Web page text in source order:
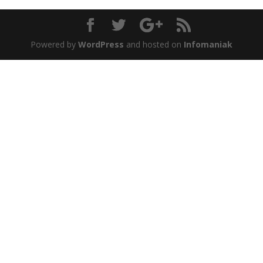
Powered by WordPress and hosted on Infomaniak